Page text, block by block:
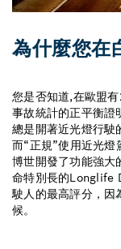
為什麼您在
您是否知道,在歐盟
事故統計的正平衡證
總是開著近光燈行
而“正規”使用近光燈
博世開發了功能強大
命特別長的Longlife
駛人的最高評分，
候。